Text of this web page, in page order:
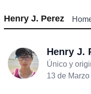
Henry J. Perez
Henry J.
Único y
13 de